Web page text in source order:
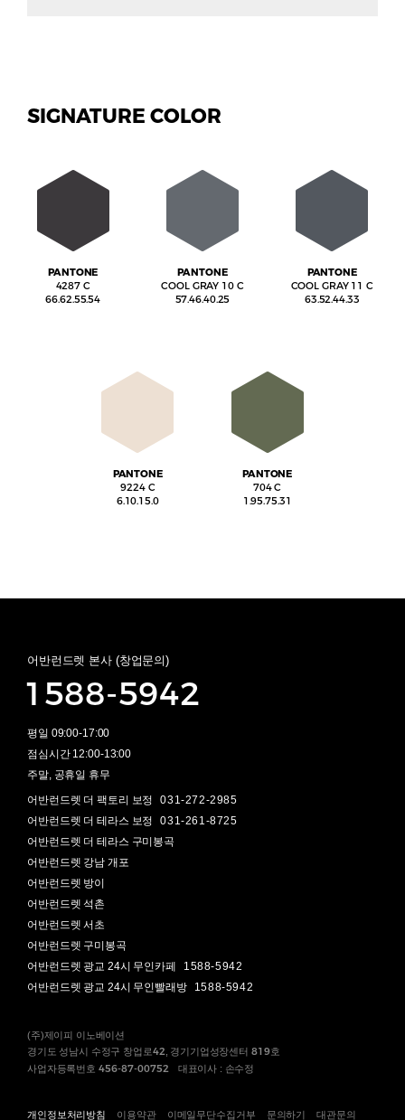
SIGNATURE COLOR
PANTONE
4287 C
66.62.55.54
PANTONE
COOL GRAY 10 C
57.46.40.25
PANTONE
COOL GRAY 11 C
63.52.44.33
PANTONE
9224 C
6.10.15.0
PANTONE
704 C
1.95.75.31
어반런드렛 본사 (창업문의)
1588-5942
평일 09:00-17:00
점심시간 12:00-13:00
주말, 공휴일 휴무
어반런드렛 더 팩토리 보정
031-272-2985
어반런드렛 더 테라스 보정
031-261-8725
어반런드렛 더 테라스 구미봉곡
어반런드렛 강남 개포
어반런드렛 방이
어반런드렛 석촌
어반런드렛 서초
어반런드렛 구미봉곡
어반런드렛 광교 24시 무인카페
1588-5942
어반런드렛 광교 24시 무인빨래방
1588-5942
(주)제이피 이노베이션
경기도 성남시 수정구 창업로42 , 경기기업성장센터 819호
사업자등록번호 456-87-00752 대표이사 : 손수정
개인정보처리방침 이용약관 이메일무단수집거부 문의하기 대관문의